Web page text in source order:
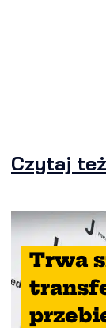
Czytaj też
Trwa